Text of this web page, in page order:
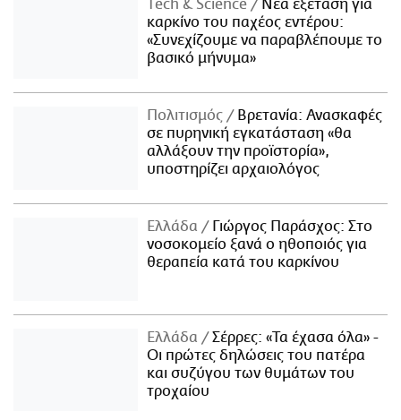
Τech & Science
Νέα εξέταση για
καρκίνο του παχέος εντέρου:
«Συνεχίζουμε να παραβλέπουμε το
βασικό μήνυμα»
Πολιτισμός
Βρετανία: Ανασκαφές
σε πυρηνική εγκατάσταση «θα
αλλάξουν την προϊστορία»,
υποστηρίζει αρχαιολόγος
Ελλάδα
Γιώργος Παράσχος: Στο
νοσοκομείο ξανά ο ηθοποιός για
θεραπεία κατά του καρκίνου
Ελλάδα
Σέρρες: «Τα έχασα όλα» -
Οι πρώτες δηλώσεις του πατέρα
και συζύγου των θυμάτων του
τροχαίου